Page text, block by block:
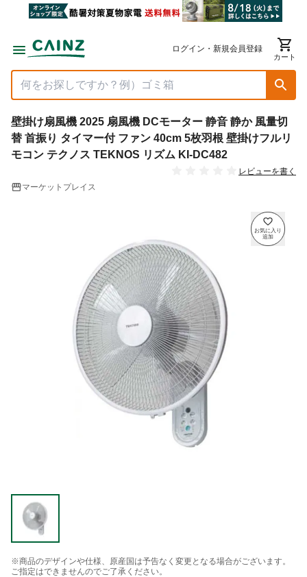
ログイン・新規会員登録
カート
壁掛け扇風機 2025 扇風機 DCモーター 静音 静か 風量切
替 首振り タイマー付 ファン 40cm 5枚羽根 壁掛けフルリ
モコン テクノス TEKNOS リズム KI-DC482
レビューを書く
マーケットプレイス
※商品のデザインや仕様、原産国は予告なく変更となる場合がございます。
ご指定はできませんのでご了承ください。